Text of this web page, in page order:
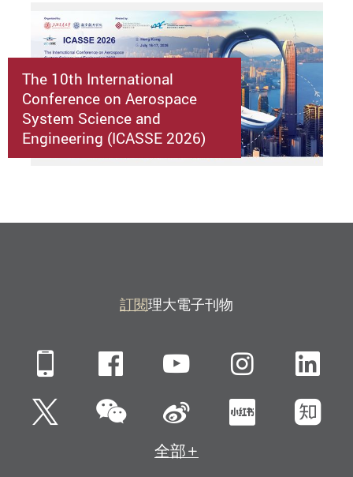
The 10th International
Conference on Aerospace
System Science and
Engineering (ICASSE 2026)
訂閱理大電子刊物
Mobile FacebookYouTube
Twitter微信 新浪微博小紅書知
全部